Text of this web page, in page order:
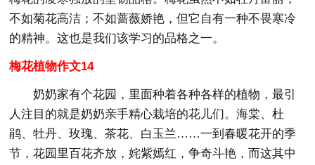
不如菊花高洁；不如蔷薇娇艳，但它自有一种不畏寒冷
的精神。这也是我们该学习的品格之一。
梅花植物作文14
奶奶家有个花园，里面种着各种各样的植物，最引
人注目的就是奶奶亲手精心栽培的花儿们。海棠、杜
鹃、牡丹、玫瑰、茶花、白玉兰……一到春暖花开的季
节，花园里百花齐放，姹紫嫣红，争奇斗艳，而这其中